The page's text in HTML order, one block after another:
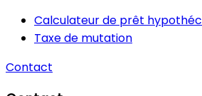
Calculateur de prêt
Taxe de mutation
Contact